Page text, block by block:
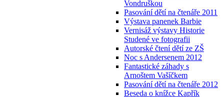
Vondruškou
Pasování dětí na čtenáře 2011
Výstava panenek Barbie
Vernisáž výstavy Historie
Studené ve fotografii
Autorské čtení dětí ze ZŠ
Noc s Andersenem 2012
Fantastické záhady s
Arnoštem Vašíčkem
Pasování dětí na čtenáře 2012
Beseda o knížce Kapřík